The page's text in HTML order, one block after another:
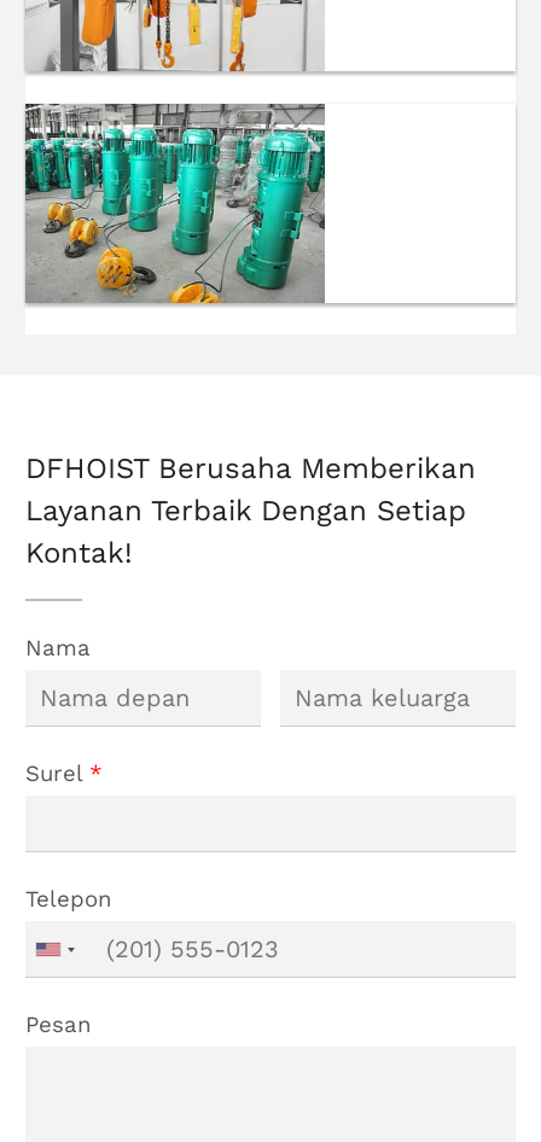
Kerekan
Rantai Listrik
DFHOIST Berusaha Memberikan
Layanan Terbaik Dengan Setiap
Kontak!
Nama
Surel *
Telepon
Pesan